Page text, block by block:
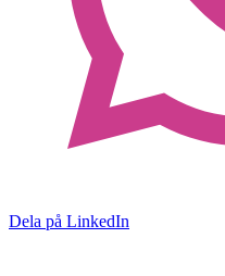
Dela på LinkedIn